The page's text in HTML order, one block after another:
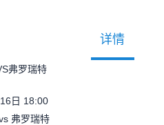
详情
弗罗瑞特
日 18:00
弗罗瑞特